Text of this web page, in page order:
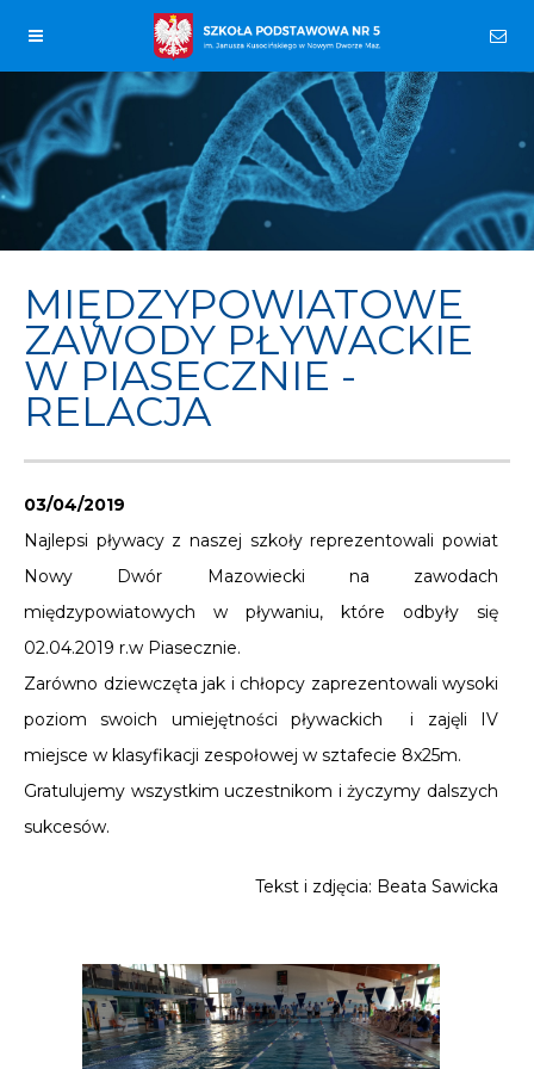
MIĘDZYPOWIATOWE
ZAWODY PŁYWACKIE
W PIASECZNIE -
RELACJA
03/04/2019
Najlepsi pływacy z naszej szkoły reprezentowali powiat
Nowy Dwór Mazowiecki na zawodach
międzypowiatowych w pływaniu, które odbyły się
02.04.2019 r.w Piasecznie.
Zarówno dziewczęta jak i chłopcy zaprezentowali wysoki
poziom swoich umiejętności pływackich i zajęli IV
miejsce w klasyfikacji zespołowej w sztafecie 8x25m.
Gratulujemy wszystkim uczestnikom i życzymy dalszych
sukcesów.
Tekst i zdjęcia: Beata Sawicka